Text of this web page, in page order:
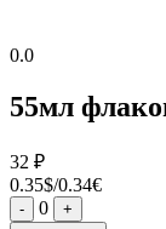
0.0
55мл
32 ₽
0.35$/0.34€
- 0 +